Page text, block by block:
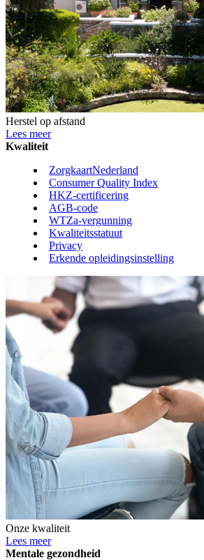
Herstel op afstand
Lees meer
Kwaliteit
ZorgkaartNederland
Consumer Quality Index
HKZ-certificering
AGB-code
WTZa-vergunning
Kwaliteitsstatuut
Privacy
Erkende opleidingsinstelling
Onze kwaliteit
Lees meer
Mentale gezondheid